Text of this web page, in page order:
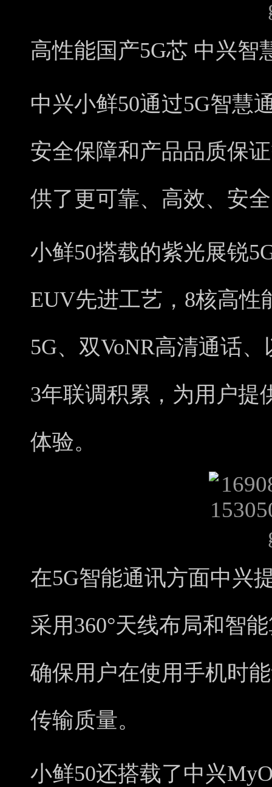
高性能国产5G芯 中兴智
中兴小鲜50通过5G智慧
安全保障和产品品质保
供了更可靠、高效、安
小鲜50搭载的紫光展锐
EUV先进工艺，8核高性
5G、双VoNR高清通话
3年联调积累，为用户提
体验。
在5G智能通讯方面中兴
采用360°天线布局和智
确保用户在使用手机时
传输质量。
小鲜50还搭载了中兴